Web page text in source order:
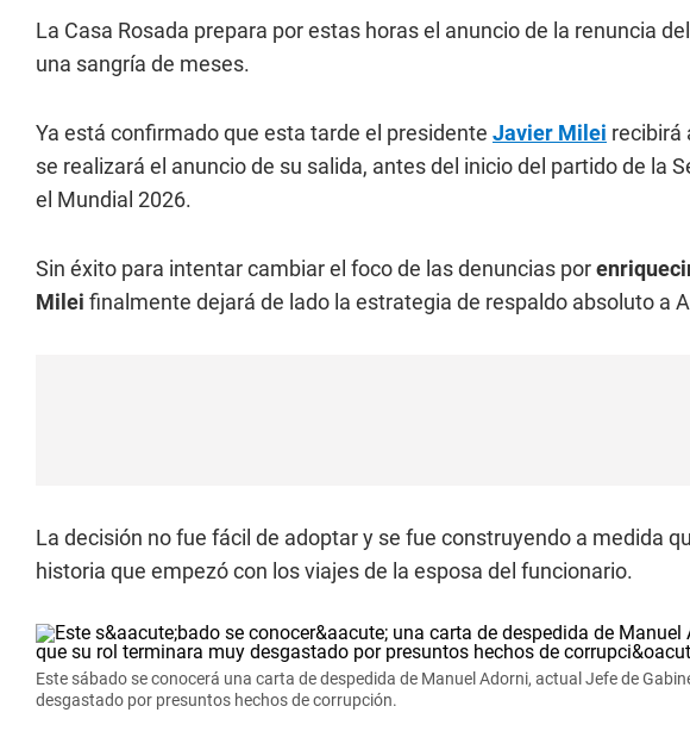
La Casa Rosada prepara por estas horas el anuncio de la renuncia
una sangría de meses.
Ya está confirmado que esta tarde el presidente Javier Milei recibirá
se realizará el anuncio de su salida, antes del inicio del partido de la
el Mundial 2026.
Sin éxito para intentar cambiar el foco de las denuncias por
Milei finalmente dejará de lado la estrategia de respaldo absoluto a
La decisión no fue fácil de adoptar y se fue construyendo a medida
historia que empezó con los viajes de la esposa del funcionario.
Este sábado se conocerá una carta de despedida de Manuel Adorni, actual Jefe de
desgastado por presuntos hechos de corrupción.